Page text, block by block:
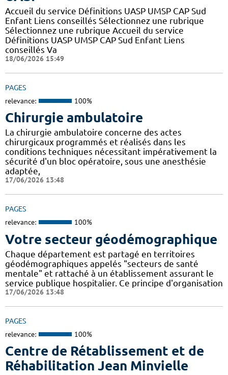
Accueil du service Définitions UASP UMSP CAP Sud
Enfant Liens conseillés Sélectionnez une rubrique
Sélectionnez une rubrique Accueil du service
Définitions UASP UMSP CAP Sud Enfant Liens
conseillés Va
18/06/2026 15:49
PAGES
relevance: 100%
Chirurgie ambulatoire
La chirurgie ambulatoire concerne des actes
chirurgicaux programmés et réalisés dans les
conditions techniques nécessitant impérativement la
sécurité d'un bloc opératoire, sous une anesthésie
adaptée,
17/06/2026 13:48
PAGES
relevance: 100%
Votre secteur géodémographique
Chaque département est partagé en territoires
géodémographiques appelés "secteurs de santé
mentale" et rattaché à un établissement assurant le
service publique hospitalier. Ce principe d'organisation
17/06/2026 13:48
PAGES
relevance: 100%
Centre de Rétablissement et de
Réhabilitation Jean Minvielle